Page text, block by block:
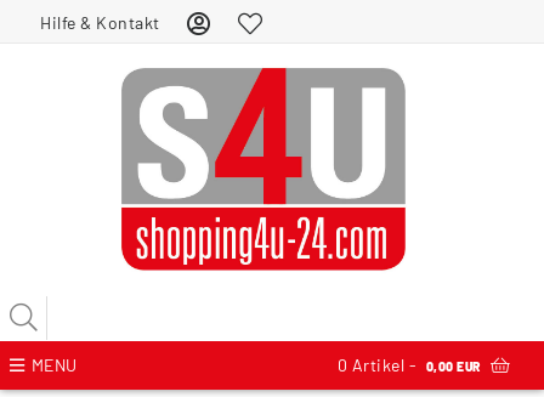
Hilfe & Kontakt
MENU 0 Artikel - 0,00 EUR